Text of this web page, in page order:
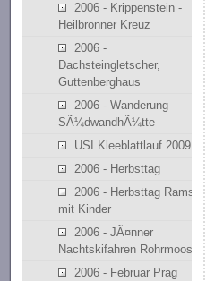
2006 - Krippenstein -
Heilbronner Kreuz
2006 -
Dachsteingletscher,
Guttenberghaus
2006 - Wanderung
SÃ¼dwandhÃ¼tte
USI Kleeblattlauf 2009
2006 - Herbsttag
2006 - Herbsttag Ramsau
mit Kinder
2006 - JÃ¤nner
Nachtskifahren Rohrmoos
2006 - Februar Prag